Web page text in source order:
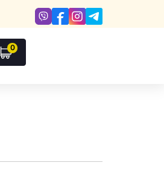
ViberFacebookInstagram
0